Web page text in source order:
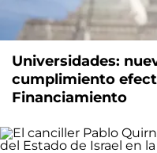
Universidades:
cumplimiento
Financiamiento